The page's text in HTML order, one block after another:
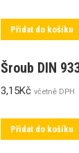
Přidat do košíku
Šroub DIN
3,15Kč včetně DPH
Přidat do košíku